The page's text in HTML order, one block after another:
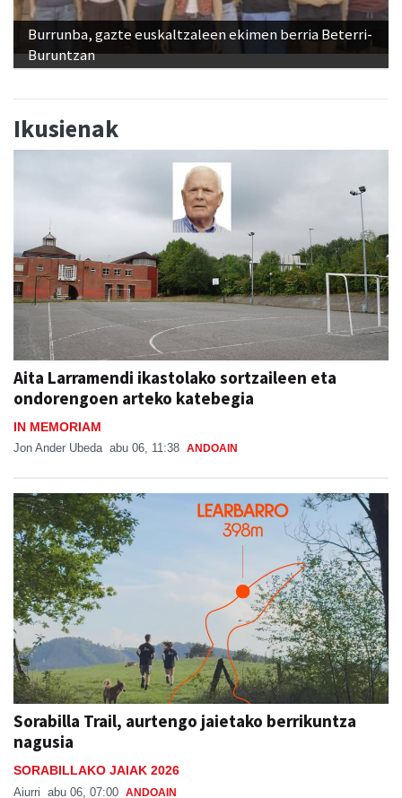
Burrunba, gazte euskaltzaleen ekimen berria Beterri-
Buruntzan
Ikusienak
Aita Larramendi ikastolako sortzaileen eta
ondorengoen arteko katebegia
IN MEMORIAM
Jon Ander Ubeda abu 06, 11:38 ANDOAIN
Sorabilla Trail, aurtengo jaietako berrikuntza
nagusia
SORABILLAKO JAIAK 2026
Aiurri abu 06, 07:00 ANDOAIN